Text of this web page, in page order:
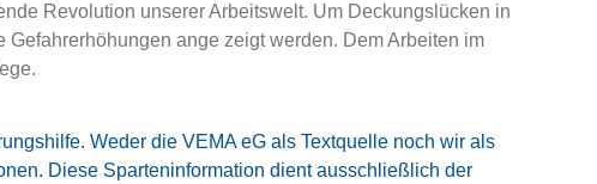
Revolution unserer Arbeitswelt. Um Deckungslücken in
ange­ zeigt werden. Dem Arbeiten im
Weder die VEMA eG als Textquelle noch wir als
Diese Sparteninformation dient ausschließlich der